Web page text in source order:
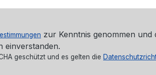
zur Kenntnis genommen und
einverstanden.
geschützt und es gelten die